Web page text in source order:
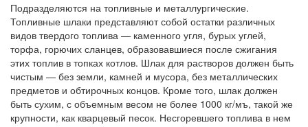
Подразделяются на топливные и металлургические.
Топливные шлаки представляют собой остатки различных
видов твердого топлива — каменного угля, бурых углей,
торфа, горючих сланцев, образовавшиеся после сжигания
этих топлив в топках котлов. Шлак для растворов должен быть
чистым — без земли, камней и мусора, без металлических
предметов и обтирочных концов. Кроме того, шлак должен
быть сухим, с объемным весом не более 1000 кг/мъ, такой же
крупности, как кварцевый песок. Несгоревшего топлива в нем